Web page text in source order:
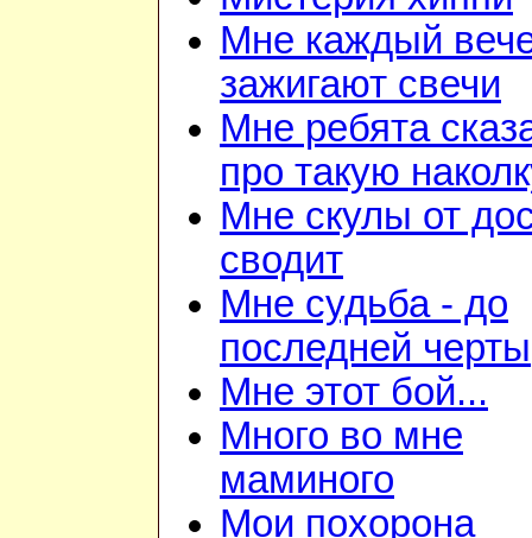
Мне каждый
зажигают свечи
Мне ребята
про такую
Мне скулы от
сводит
Мне судьба - до
последней черты
Мне этот бой...
Много во мне
маминого
Мои похорона